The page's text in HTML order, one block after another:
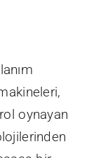
oynayan